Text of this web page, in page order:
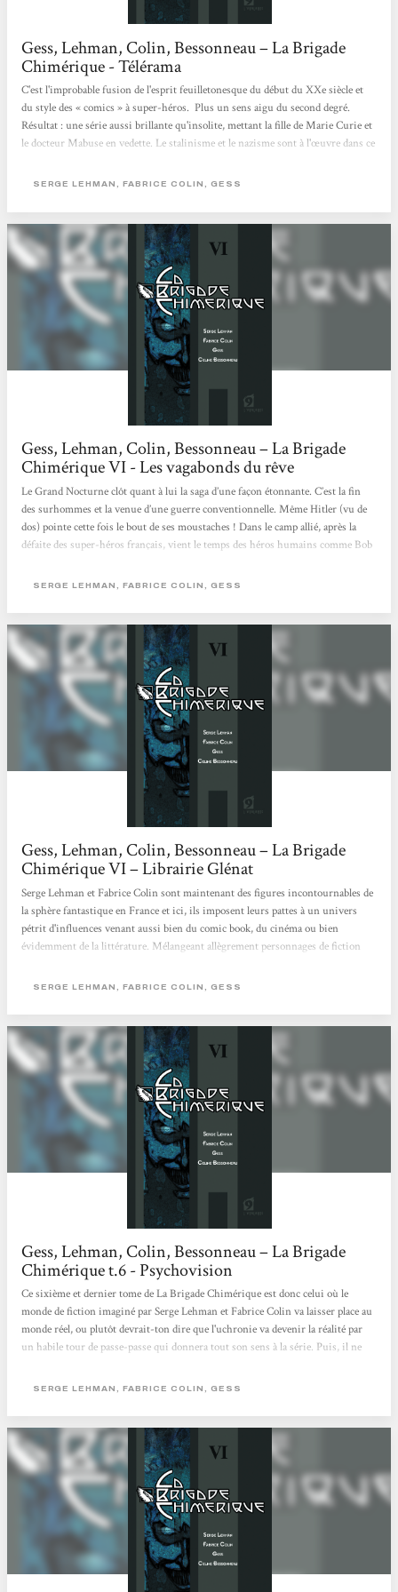
Gess, Lehman, Colin, Bessonneau – La Brigade
Chimérique - Télérama
C'est l'improbable fusion de l'esprit feuilletonesque du début du XXe siècle et
du style des « comics » à super-héros. Plus un sens aigu du second degré.
Résultat : une série aussi brillante qu'insolite, mettant la fille de Marie Curie et
le docteur Mabuse en vedette. Le stalinisme et le nazisme sont à l'œuvre dans ce
Fritz Lang. Savoureux.
SERGE LEHMAN, FABRICE COLIN, GESS
Gess, Lehman, Colin, Bessonneau – La Brigade
Chimérique VI - Les vagabonds du rêve
Le Grand Nocturne clôt quant à lui la saga d’une façon étonnante. C’est la fin
des surhommes et la venue d’une guerre conventionnelle. Même Hitler (vu de
dos) pointe cette fois le bout de ses moustaches ! Dans le camp allié, après la
défaite des super-héros français, vient le temps des héros humains comme Bob
littérature et de la B.D populaires !). On a même droit à une apparition
SERGE LEHMAN, FABRICE COLIN, GESS
Gess, Lehman, Colin, Bessonneau – La Brigade
Chimérique VI – Librairie Glénat
Serge Lehman et Fabrice Colin sont maintenant des figures incontournables de
la sphère fantastique en France et ici, ils imposent leurs pattes à un univers
pétrit d'influences venant aussi bien du comic book, du cinéma ou bien
évidemment de la littérature. Mélangeant allègrement personnages de fiction
présente comme une superbe fresque mais dont l'histoire ne se laisse pas
librairies dans un flash lumineux. À cheval des deux côtés...
SERGE LEHMAN, FABRICE COLIN, GESS
Gess, Lehman, Colin, Bessonneau – La Brigade
Chimérique t.6 - Psychovision
Ce sixième et dernier tome de La Brigade Chimérique est donc celui où le
monde de fiction imaginé par Serge Lehman et Fabrice Colin va laisser place au
monde réel, ou plutôt devrait-ton dire que l'uchronie va devenir la réalité par
un habile tour de passe-passe qui donnera tout son sens à la série. Puis, il ne
contient déjà beaucoup, même si la dernière n'est logiquement que le retour à la
super-héros européens. Et...
SERGE LEHMAN, FABRICE COLIN, GESS